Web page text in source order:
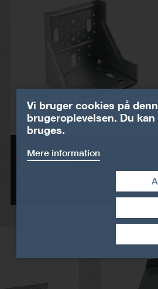
Konsolbeslag til
montage af
Vi bruger cookies på
brugeroplevelsen. Du
bruges.
Mere information
Træk